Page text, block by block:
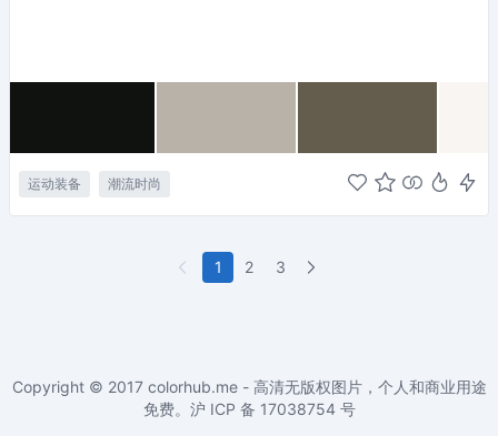
运动装备 潮流时尚
1 2 3
Copyright © 2017 colorhub.me - 高清无版权图片，个人和商业用途
免费。沪 ICP 备 17038754 号